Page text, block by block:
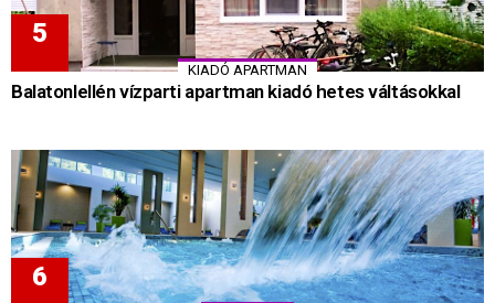
KIADÓ APARTMAN
Balatonlellén vízparti apartman kiadó hetes váltásokkal